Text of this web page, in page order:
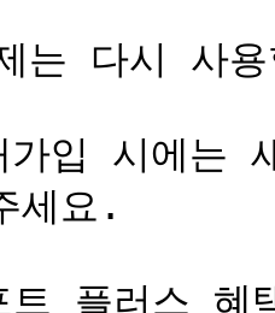
는 다시 사
입 시에는
세요.
트 플러스